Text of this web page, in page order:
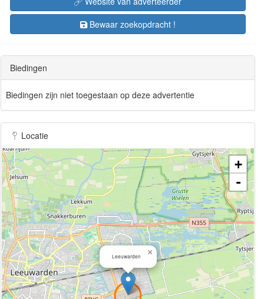
Bewaar zoekopdracht !
Biedingen
Biedingen zijn niet toegestaan op deze advertentie
Locatie
Leeuwarden ×
+
-